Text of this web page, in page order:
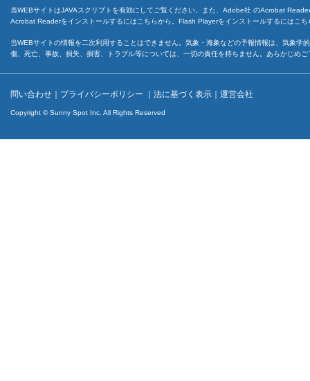
当WEBサイトはJAVAスクリプトを有効にしてご覧ください。また、Adobe社 のAcrobat
Acrobat Readerをインストールするには こちらから。Flash Playerをインストールするには こち
当WEBサイトの情報を二次利用することはできません。気象・海象などの予報情報は、気象
傷、死亡、事故、損失、損害、トラブル等については、一切の責任を持ちません。あらかじめ
問い合わせ ｜ プライバシーポリシー ｜ 法に基づく表示 ｜ 運営会社
Copyright © Sunny Spot Inc. All Rights Reserved